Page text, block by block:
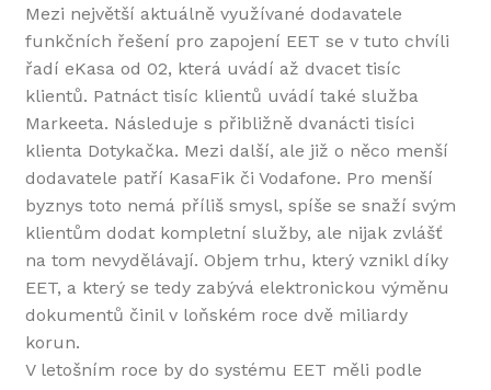
Mezi největší aktuálně využívané dodavatele
funkčních řešení pro zapojení EET se v tuto chvíli
řadí eKasa od 02, která uvádí až dvacet tisíc
klientů. Patnáct tisíc klientů uvádí také služba
Markeeta. Následuje s přibližně dvanácti tisíci
klienta Dotykačka. Mezi další, ale již o něco menší
dodavatele patří KasaFik či Vodafone. Pro menší
byznys toto nemá příliš smysl, spíše se snaží svým
klientům dodat kompletní služby, ale nijak zvlášť
na tom nevydělávají. Objem trhu, který vznikl díky
EET, a který se tedy zabývá elektronickou výměnu
dokumentů činil v loňském roce dvě miliardy
korun.
V letošním roce by do systému EET měli podle